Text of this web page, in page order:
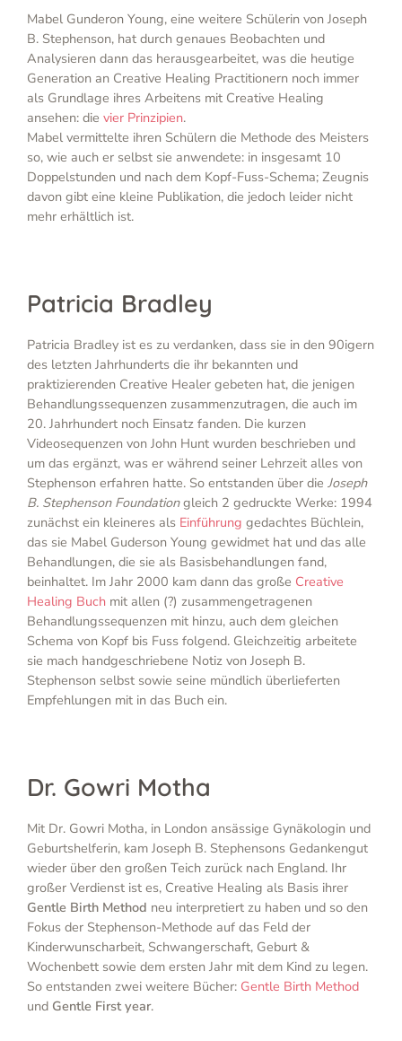
Mabel Gunderon Young, eine weitere Schülerin von Joseph
B. Stephenson, hat durch genaues Beobachten und
Analysieren dann das herausgearbeitet, was die heutige
Generation an Creative Healing Practitionern noch immer
als Grundlage ihres Arbeitens mit Creative Healing
ansehen: die vier Prinzipien.
Mabel vermittelte ihren Schülern die Methode des Meisters
so, wie auch er selbst sie anwendete: in insgesamt 10
Doppelstunden und nach dem Kopf-Fuss-Schema; Zeugnis
davon gibt eine kleine Publikation, die jedoch leider nicht
mehr erhältlich ist.
Patricia Bradley
Patricia Bradley ist es zu verdanken, dass sie in den 90igern
des letzten Jahrhunderts die ihr bekannten und
praktizierenden Creative Healer gebeten hat, die jenigen
Behandlungssequenzen zusammenzutragen, die auch im
20. Jahrhundert noch Einsatz fanden. Die kurzen
Videosequenzen von John Hunt wurden beschrieben und
um das ergänzt, was er während seiner Lehrzeit alles von
Stephenson erfahren hatte. So entstanden über die Joseph
B. Stephenson Foundationgleich 2 gedruckte Werke: 1994
zunächst ein kleineres als Einführung gedachtes Büchlein,
das sie Mabel Guderson Young gewidmet hat und das alle
Behandlungen, die sie als Basisbehandlungen fand,
beinhaltet. Im Jahr 2000 kam dann das große Creative
Healing Buch mit allen (?) zusammengetragenen
Behandlungssequenzen mit hinzu, auch dem gleichen
Schema von Kopf bis Fuss folgend. Gleichzeitig arbeitete
sie mach handgeschriebene Notiz von Joseph B.
Stephenson selbst sowie seine mündlich überlieferten
Empfehlungen mit in das Buch ein.
Dr. Gowri Motha
Mit Dr. Gowri Motha, in London ansässige Gynäkologin und
Geburtshelferin, kam Joseph B. Stephensons Gedankengut
wieder über den großen Teich zurück nach England. Ihr
großer Verdienst ist es, Creative Healing als Basis ihrer
Gentle Birth Method neu interpretiert zu haben und so den
Fokus der Stephenson-Methode auf das Feld der
Kinderwunscharbeit, Schwangerschaft, Geburt &
Wochenbett sowie dem ersten Jahr mit dem Kind zu legen.
So entstanden zwei weitere Bücher: Gentle Birth Method
und Gentle First year.